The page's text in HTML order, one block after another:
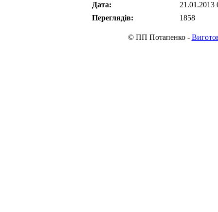
Дата:
21.01.2013
Переглядів:
1858
© ПП Потапенко -